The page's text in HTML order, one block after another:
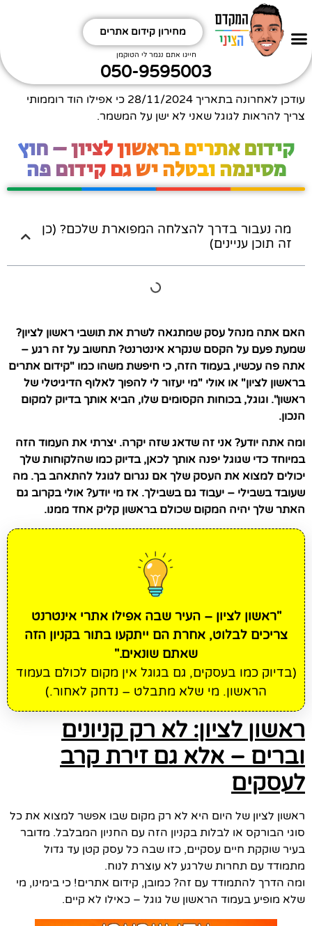
מחירון קידום אתרים
חייגו אתם נגמר לי הטוקמן
050-9595003
עודכן לאחרונה בתאריך 28/11/2024 כי אפילו הוד רוממותי
צריך להראות לגוגל שאני לא ישן על המשמר.
קידום אתרים בראשון לציון – חוץ
מסינמה ובטלה יש גם קידום פה
מה נעבור בדרך להצלחה המפוארת שלכם? (כן
זה תוכן עניינים)
האם אתה מנהל עסק שמתגאה לשרת את תושבי ראשון לציון?
שמעת פעם על הקסם שנקרא אינטרנט? תחשוב על זה רגע –
אתה פה עכשיו, בעמוד הזה, כי חיפשת משהו כמו "קידום אתרים
בראשון לציון" או אולי "מי יעזור לי להפוך לאלוף הדיגיטלי של
ראשון". וגוגל, בכוחות הקסומים שלו, הביא אותך בדיוק למקום
הנכון.
ומה אתה יודע? אני זה שדאג שזה יקרה. יצרתי את העמוד הזה
במיוחד כדי שגוגל יפנה אותך לכאן, בדיוק כמו שהלקוחות שלך
יכולים למצוא את העסק שלך אם נגרום לגוגל להתאהב בך. מה
שעובד בשבילי – יעבוד גם בשבילך. אז מי יודע? אולי בקרוב גם
האתר שלך יהיה המקום שכולם בראשון קליק אחד ממנו.
"ראשון לציון – העיר שבה אפילו אתרי אינטרנט
צריכים לבלוט, אחרת הם ייתקעו בתור בקניון הזה
שאתם שונאים."
(בדיוק כמו בעסקים, גם בגוגל אין מקום לכולם בעמוד
הראשון. מי שלא מתבלט – נדחק לאחור.)
ראשון לציון: לא רק קניונים
וברים – אלא גם זירת קרב
לעסקים
ראשון לציון של היום היא לא רק מקום שבו אפשר למצוא את כל
סוגי הבורקס או לבלות בקניון הזה עם החניון המבלבל. מדובר
בעיר שוקקת חיים עסקיים, כזו שבה כל עסק קטן עד גדול
מתמודד עם תחרות שלרגע לא עוצרת לנוח.
ומה הדרך להתמודד עם זה? כמובן, קידום אתרים! כי בימינו, מי
שלא מופיע בעמוד הראשון של גוגל – כאילו לא קיים.